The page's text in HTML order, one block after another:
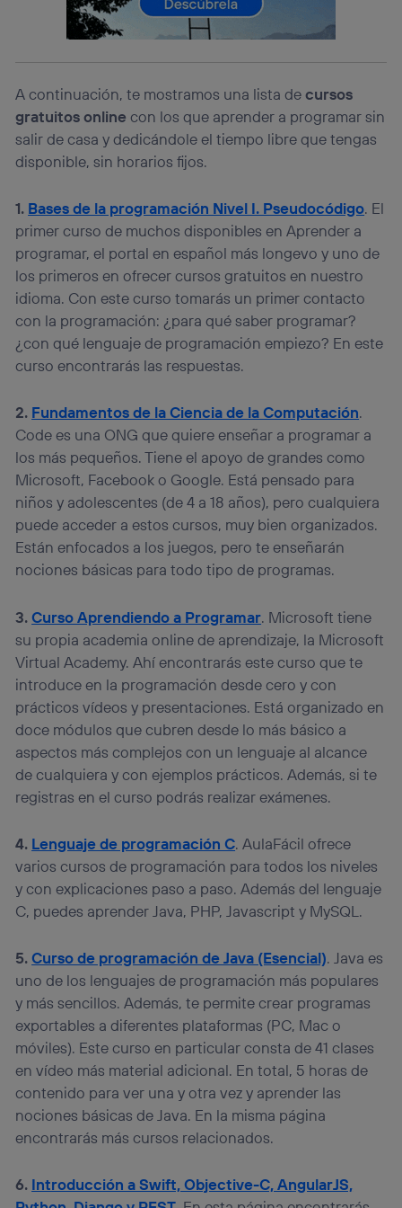
A continuación, te mostramos una lista decursos
gratuitos online con los que aprender a programar sin
salir de casa y dedicándole el tiempo libre que tengas
disponible, sin horarios fijos.
1. Bases de la programación Nivel I. Pseudocódigo. El
primer curso de muchos disponibles en Aprender a
programar, el portal en español más longevo y uno de
los primeros en ofrecer cursos gratuitos en nuestro
idioma. Con este curso tomarás un primer contacto
con la programación: ¿para qué saber programar?
¿con qué lenguaje de programación empiezo? En este
curso encontrarás las respuestas.
2. Fundamentos de la Ciencia de la Computación.
Code es una ONG que quiere enseñar a programar a
los más pequeños. Tiene el apoyo de grandes como
Microsoft, Facebook o Google. Está pensado para
niños y adolescentes (de 4 a 18 años), pero cualquiera
puede acceder a estos cursos, muy bien organizados.
Están enfocados a los juegos, pero te enseñarán
nociones básicas para todo tipo de programas.
3.Curso Aprendiendo a Programar. Microsoft tiene
su propia academia online de aprendizaje, la Microsoft
Virtual Academy. Ahí encontrarás este curso que te
introduce en la programación desde cero y con
prácticos vídeos y presentaciones. Está organizado en
doce módulos que cubren desde lo más básico a
aspectos más complejos con un lenguaje al alcance
de cualquiera y con ejemplos prácticos. Además, si te
registras en el curso podrás realizar exámenes.
4. Lenguaje de programación C. AulaFácil ofrece
varios cursos de programación para todos los niveles
y con explicaciones paso a paso. Además del lenguaje
C, puedes aprender Java, PHP, Javascript y MySQL.
5.Curso de programación de Java (Esencial). Java es
uno de los lenguajes de programación más populares
y más sencillos. Además, te permite crear programas
exportables a diferentes plataformas (PC, Mac o
móviles). Este curso en particular consta de 41 clases
en vídeo más material adicional. En total, 5 horas de
contenido para ver una y otra vez y aprender las
nociones básicas de Java. En la misma página
encontrarás más cursos relacionados.
6. Introducción a Swift, Objective-C, AngularJS,
telecomunicaciones vinculada a la conexión que utilizas
(p. ej., número de teléfono móvil).
consienta el uso de la tecnología recibirá el mismo
identificador. Típicamente:
Si utilizas unaconexión de banda ancha(p. ej., Wi-Fi),
el marketing o análisis se realizará en función de las
actividades de navegación de los miembros del hogar
Si utilizasdatos móviles, el marketing será más
personalizado, ya que se basará únicamente en la
navegación del usuario del móvil.
Puedes gestionar los consentimientos Utiq seleccionando
“Administrar Utiq” en la parte inferior de esta página web o
visitando el portal de privacidad de Utiq
(“consenthub”). Para más información, consulta
política de privacidad de Utiq